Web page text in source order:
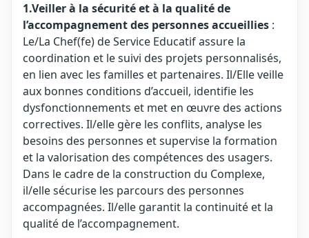
1.Veiller à la sécurité et à la qualité de
l’accompagnement des personnes accueillies :
Le/La Chef(fe) de Service Educatif assure la
coordination et le suivi des projets personnalisés,
en lien avec les familles et partenaires. Il/Elle veille
aux bonnes conditions d’accueil, identifie les
dysfonctionnements et met en œuvre des actions
correctives. Il/elle gère les conflits, analyse les
besoins des personnes et supervise la formation
et la valorisation des compétences des usagers.
Dans le cadre de la construction du Complexe,
il/elle sécurise les parcours des personnes
accompagnées. Il/elle garantit la continuité et la
qualité de l’accompagnement.